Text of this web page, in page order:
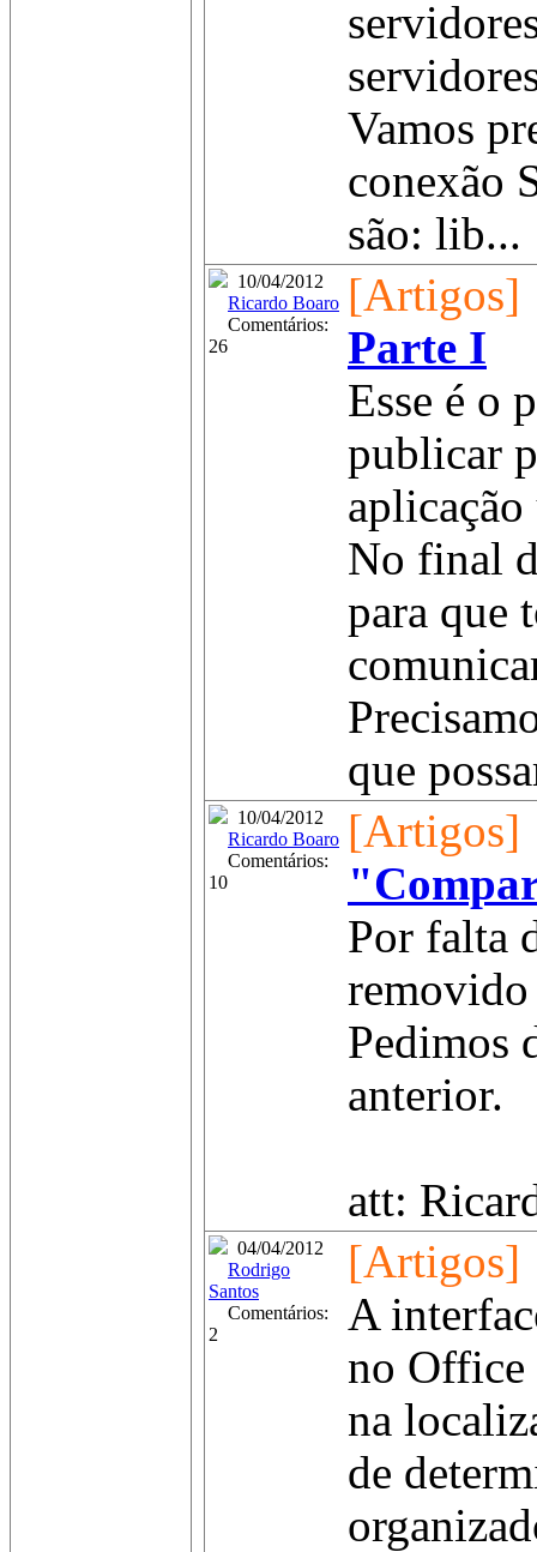
Vamos
conexão
são: lib...
10/04/2012
Ricardo Boaro
Comentários:
26
[Artigos]
Parte I
Esse é o
publicar
No final
para que
que
10/04/2012
Ricardo Boaro
Comentários:
10
[Artigos]
Por falta
removido
Pedimos
anterior.
att:
04/04/2012
Rodrigo
Santos
Comentários:
2
[Artigos]
A
no Office
na
de